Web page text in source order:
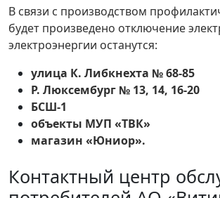
В связи с производством
будет произведено отключение
электроэнергии останутся:
улица К. Либкнехта № 68-85
Р. Люксембург № 13, 14, 16-20
БСШ-1
объекты МУП «ТВК»
магазин «Юниор».
Контактный центр